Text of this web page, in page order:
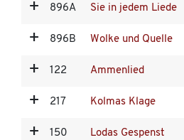
896A Sie in jedem Liede
896B Wolke und Quelle
122 Ammenlied
217 Kolmas Klage
150 Lodas Gespenst